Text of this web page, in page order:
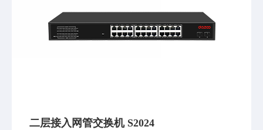
二层接入网管交换机 S2024